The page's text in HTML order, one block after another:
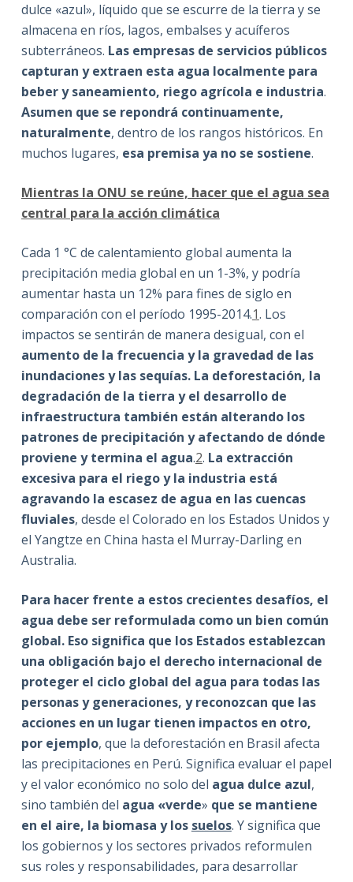
dulce «azul», líquido que se escurre de la tierra y se
almacena en ríos, lagos, embalses y acuíferos
subterráneos. Las empresas de servicios públicos
capturan y extraen esta agua localmente para
beber y saneamiento, riego agrícola e industria.
Asumen que se repondrá continuamente,
naturalmente, dentro de los rangos históricos. En
muchos lugares, esa premisa ya no se sostiene.
Mientras la ONU se reúne, hacer que el agua sea
central para la acción climática
Cada 1 °C de calentamiento global aumenta la
precipitación media global en un 1-3%, y podría
aumentar hasta un 12% para fines de siglo en
comparación con el período 1995-2014.1. Los
impactos se sentirán de manera desigual, con el
aumento de la frecuencia y la gravedad de las
inundaciones y las sequías. La deforestación, la
degradación de la tierra y el desarrollo de
infraestructura también están alterando los
patrones de precipitación y afectando de dónde
proviene y termina el agua.2. La extracción
excesiva para el riego y la industria está
agravando la escasez de agua en las cuencas
fluviales, desde el Colorado en los Estados Unidos y
el Yangtze en China hasta el Murray-Darling en
Australia.
Para hacer frente a estos crecientes desafíos, el
agua debe ser reformulada como un bien común
global. Eso significa que los Estados establezcan
una obligación bajo el derecho internacional de
proteger el ciclo global del agua para todas las
personas y generaciones, y reconozcan que las
acciones en un lugar tienen impactos en otro,
por ejemplo, que la deforestación en Brasil afecta
las precipitaciones en Perú. Significa evaluar el papel
y el valor económico no solo del agua dulce azul,
sino también del agua «verde» que se mantiene
en el aire, la biomasa y los suelos. Y significa que
los gobiernos y los sectores privados reformulen
sus roles y responsabilidades, para desarrollar